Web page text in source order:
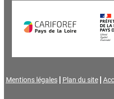
Mentions légales Plan du site